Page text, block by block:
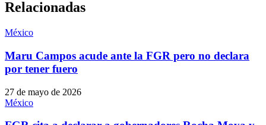
Relacionadas
México
Maru Campos acude ante la FGR pero no declara
por tener fuero
27 de mayo de 2026
México